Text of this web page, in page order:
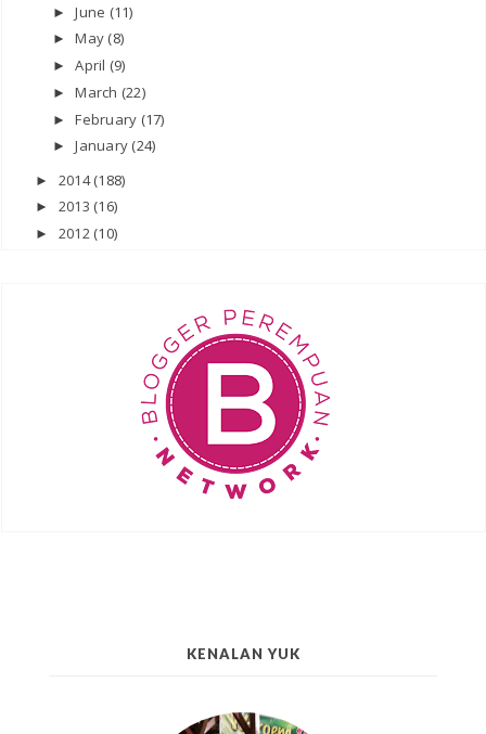
►June (11)
►May (8)
►April (9)
►March (22)
►February (17)
►January (24)
► 2014(188)
► 2013 (16)
► 2012 (10)
KENALAN YUK